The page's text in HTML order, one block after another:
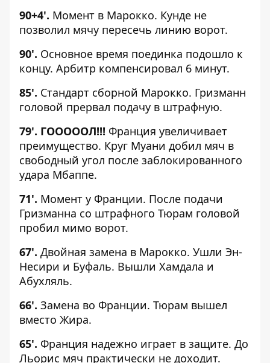
90+4'. Момент в Марокко. Кунде не
позволил мячу пересечь линию ворот.
90'. Основное время поединка подошло к
концу. Арбитр компенсировал 6 минут.
85'. Стандарт сборной Марокко. Гризманн
головой прервал подачу в штрафную.
79'. ГОООООЛ!!! Франция увеличивает
преимущество. Круг Муани добил мяч в
свободный угол после заблокированного
удара Мбаппе.
71'. Момент у Франции. После подачи
Гризманна со штрафного Тюрам головой
пробил мимо ворот.
67'. Двойная замена в Марокко. Ушли Эн-
Несири и Буфаль. Вышли Хамдала и
Абухляль.
66'. Замена во Франции. Тюрам вышел
вместо Жира.
65'. Франция надежно играет в защите. До
Льорис мяч практически не доходит.